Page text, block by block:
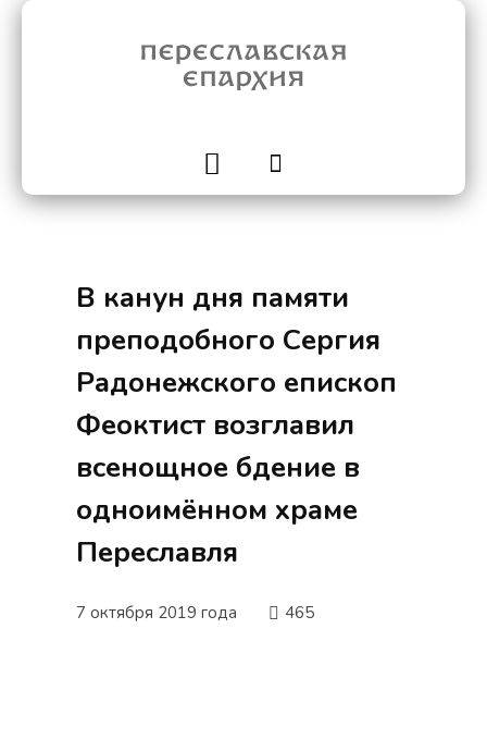
В канун дня памяти
преподобного Сергия
Радонежского епископ
Феоктист возглавил
всенощное бдение в
одноимённом храме
Переславля
7 октября 2019 года 465